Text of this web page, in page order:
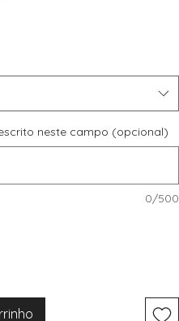
neste campo (opcional)
0/500